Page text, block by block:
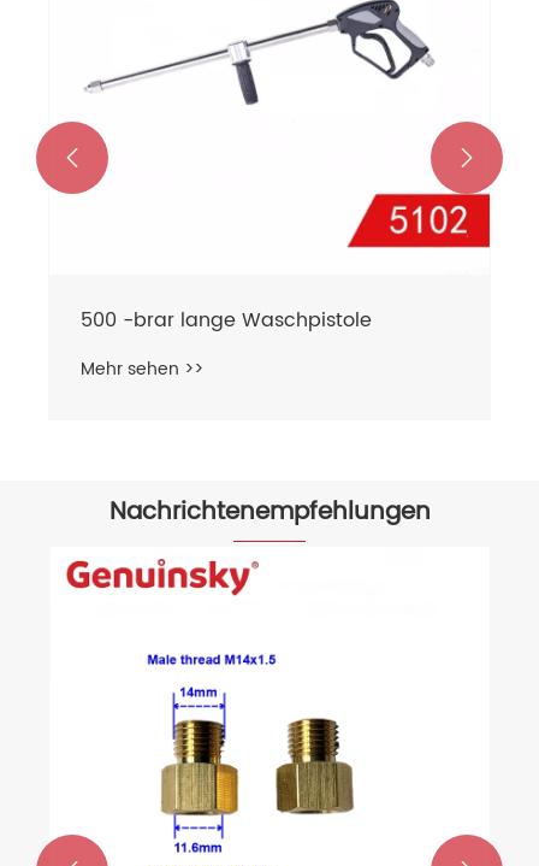
500 -brar lange Waschpistole
Mehr sehen >>
 
Nachrichtenempfehlungen